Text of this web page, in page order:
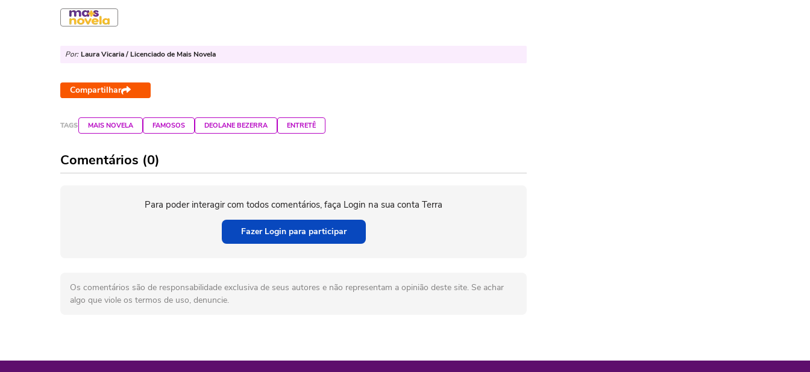
Por: Laura Vicaria / Licenciado de Mais Novela
Compartilhar
TAGS MAIS NOVELA FAMOSOS DEOLANE BEZERRA ENTRETÊ
Comentários (0)
Para poder interagir com todos comentários, faça Login na sua conta Terra
Fazer Login para participar
Os comentários são de responsabilidade exclusiva de seus autores e não representam a opinião deste site. Se achar
algo que viole os termos de uso, denuncie.